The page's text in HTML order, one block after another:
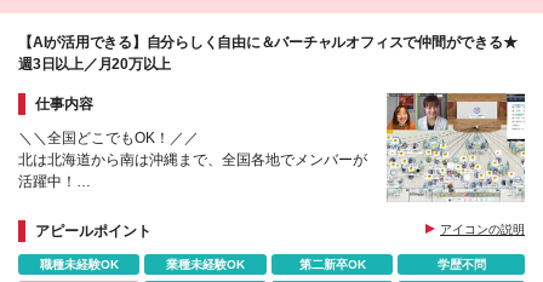
【AIが活用できる】自分らしく自由に＆バーチャルオフィスで仲間ができる★
週3日以上／月20万以上
仕事内容
＼＼全国どこでもOK！／／
北は北海道から南は沖縄まで、全国各地でメンバーが
活躍中！
近に感じながら働けます。
アピールポイント アイコンの説明
職種未経験OK 業種未経験OK 第二新卒OK
学歴不問